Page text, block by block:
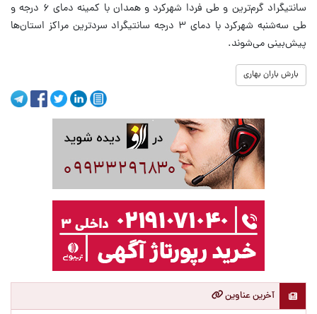
سانتیگراد گرم‌ترین و طی فردا شهرکرد و همدان با کمینه دمای ۶ درجه و
طی سه‌شنبه شهرکرد با دمای ۳ درجه سانتیگراد سردترین مراکز استان‌ها
پیش‌بینی می‌شوند.
بارش باران بهاری
آخرین عناوین